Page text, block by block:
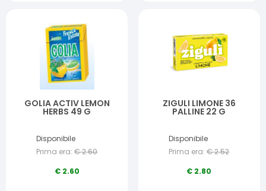
GOLIA ACTIV LEMON
HERBS 49 G
Disponibile
Prima era: €2.60
€ 2.60
ZIGULI LIMONE 36
PALLINE 22 G
Disponibile
Prima era: €2.52
€ 2.80